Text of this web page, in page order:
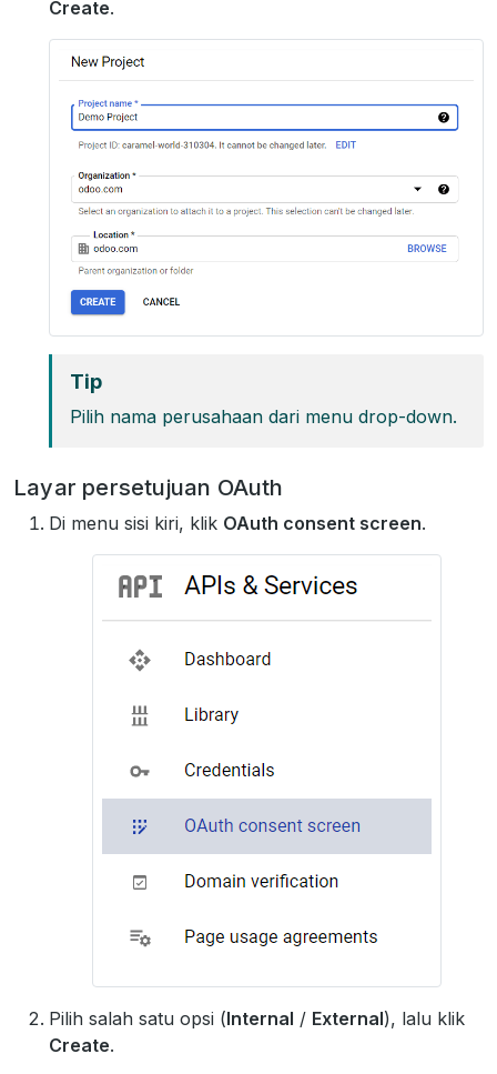
Create.
Tip
Pilih nama perusahaan dari menu drop-down.
Layar persetujuan OAuth
Di menu sisi kiri, klik OAuth consent screen.
Pilih salah satu opsi (Internal / External), lalu klik
Create.